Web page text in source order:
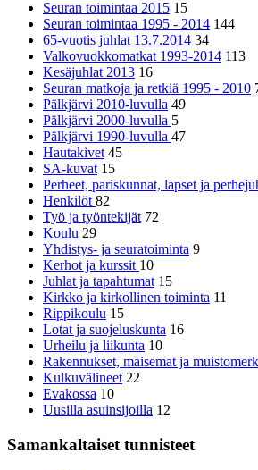
Seuran toimintaa 2015 15
Seuran toimintaa 1995 - 2014 144
65-vuotis juhlat 13.7.2014 34
Valkovuokkomatkat 1993-2014 113
Kesäjuhlat 2013 16
Seuran matkoja ja retkiä 1995 - 2010
Pälkjärvi 2010-luvulla 49
Pälkjärvi 2000-luvulla 5
Pälkjärvi 1990-luvulla 47
Hautakivet 45
SA-kuvat 15
Perheet, pariskunnat, lapset ja
Henkilöt82
Työ ja työntekijät 72
Koulu 29
Yhdistys- ja seuratoiminta 9
Kerhot ja kurssit 10
Juhlat ja tapahtumat 15
Kirkko ja kirkollinen toiminta 11
Rippikoulu 15
Lotat ja suojeluskunta 16
Urheilu ja liikunta 10
Rakennukset, maisemat ja
Kulkuvälineet 22
Evakossa 10
Uusilla asuinsijoilla 12
Samankaltaiset tunnisteet